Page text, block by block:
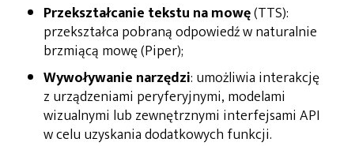
Przekształcanie tekstu na mowę(TTS):
przekształca pobraną odpowiedź w naturalnie
brzmiącą mowę (Piper);
Wywoływanie narzędzi: umożliwia interakcję
z urządzeniami peryferyjnymi, modelami
wizualnymi lub zewnętrznymi interfejsami API
w celu uzyskania dodatkowych funkcji.